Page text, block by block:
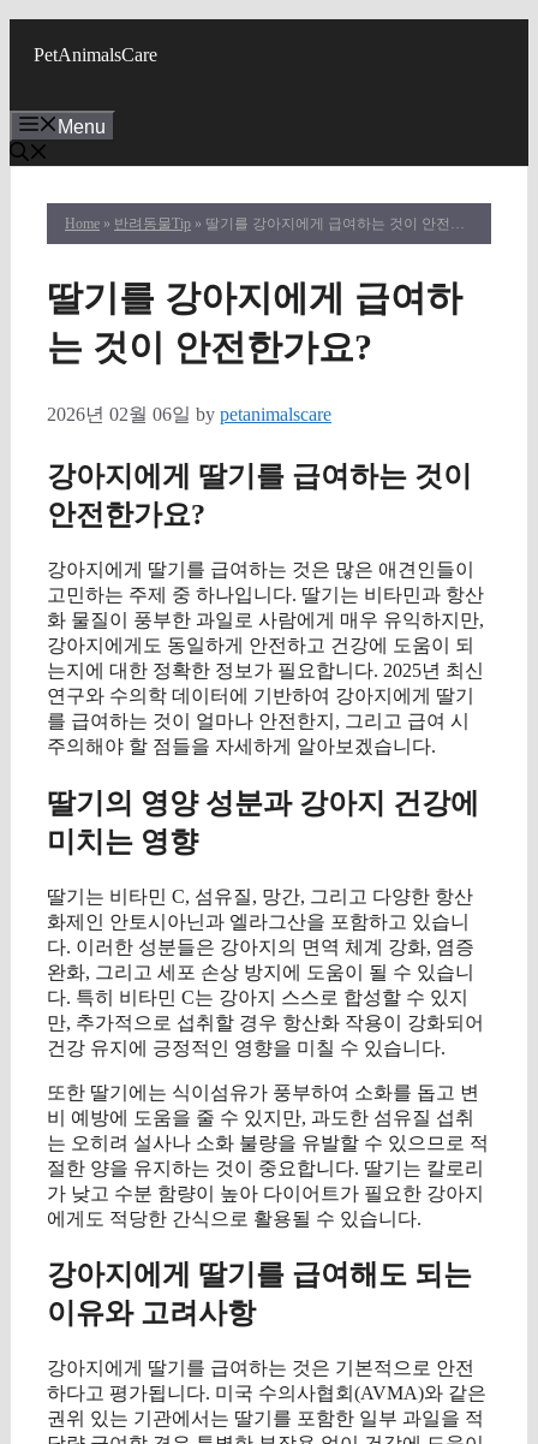
PetAnimalsCare
Menu
Home » 반려동물Tip » 딸기를 강아지에게 급여하는 것이 안전한가요?
딸기를 강아지에게 급여하
는 것이 안전한가요?
2026년 02월 06일 by petanimalscare
강아지에게 딸기를 급여하는 것이
안전한가요?
강아지에게 딸기를 급여하는 것은 많은 애견인들이
고민하는 주제 중 하나입니다. 딸기는 비타민과 항산
화 물질이 풍부한 과일로 사람에게 매우 유익하지만,
강아지에게도 동일하게 안전하고 건강에 도움이 되
는지에 대한 정확한 정보가 필요합니다. 2025년 최신
연구와 수의학 데이터에 기반하여 강아지에게 딸기
를 급여하는 것이 얼마나 안전한지, 그리고 급여 시
주의해야 할 점들을 자세하게 알아보겠습니다.
딸기의 영양 성분과 강아지 건강에
미치는 영향
딸기는 비타민 C, 섬유질, 망간, 그리고 다양한 항산
화제인 안토시아닌과 엘라그산을 포함하고 있습니
다. 이러한 성분들은 강아지의 면역 체계 강화, 염증
완화, 그리고 세포 손상 방지에 도움이 될 수 있습니
다. 특히 비타민 C는 강아지 스스로 합성할 수 있지
만, 추가적으로 섭취할 경우 항산화 작용이 강화되어
건강 유지에 긍정적인 영향을 미칠 수 있습니다.
또한 딸기에는 식이섬유가 풍부하여 소화를 돕고 변
비 예방에 도움을 줄 수 있지만, 과도한 섬유질 섭취
는 오히려 설사나 소화 불량을 유발할 수 있으므로 적
절한 양을 유지하는 것이 중요합니다. 딸기는 칼로리
가 낮고 수분 함량이 높아 다이어트가 필요한 강아지
에게도 적당한 간식으로 활용될 수 있습니다.
강아지에게 딸기를 급여해도 되는
이유와 고려사항
강아지에게 딸기를 급여하는 것은 기본적으로 안전
하다고 평가됩니다. 미국 수의사협회(AVMA)와 같은
권위 있는 기관에서는 딸기를 포함한 일부 과일을 적